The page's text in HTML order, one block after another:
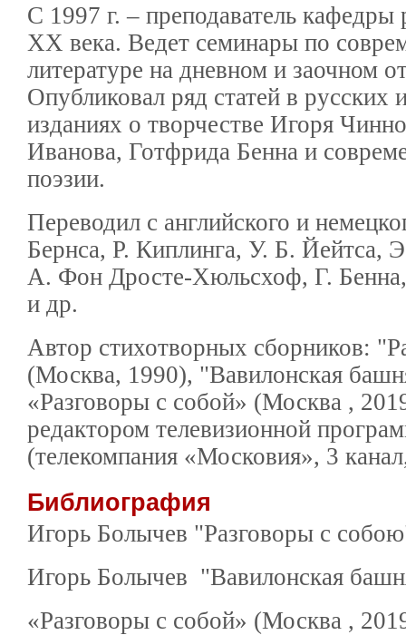
С 1997 г. – преподаватель кафедры
ХХ века. Ведет семинары по
литературе на дневном и заочном
Опубликовал ряд статей в русских
изданиях о творчестве Игоря
Иванова, Готфрида Бенна и
поэзии.
Переводил с английского и
Бернса, Р. Киплинга, У. Б. Йейтса,
А. Фон Дросте-Хюльсхоф, Г.
и др.
Автор стихотворных сборников:
(Москва, 1990), "Вавилонская
«Разговоры с собой» (Москва ,
редактором телевизионной
(телекомпания «Московия», 3
Библиография
Игорь Болычев "Разговоры с
Игорь Болычев "Вавилонская
«Разговоры с собой» (Москва ,